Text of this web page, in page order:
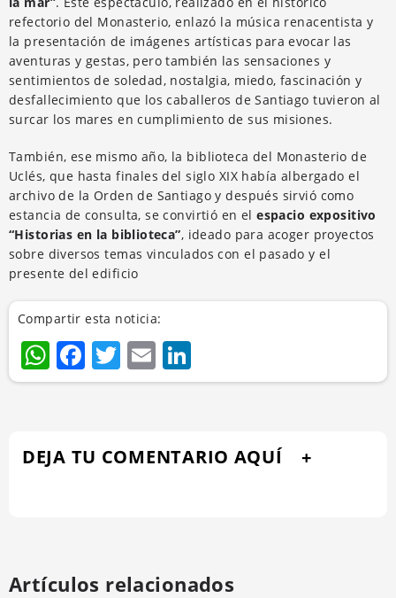
refectorio del Monasterio, enlazó la música renacentista y
la presentación de imágenes artísticas para evocar las
aventuras y gestas, pero también las sensaciones y
sentimientos de soledad, nostalgia, miedo, fascinación y
desfallecimiento que los caballeros de Santiago tuvieron al
surcar los mares en cumplimiento de sus misiones.
También, ese mismo año, la biblioteca del Monasterio de
Uclés, que hasta finales del siglo XIX había albergado el
archivo de la Orden de Santiago y después sirvió como
estancia de consulta, se convirtió en elespacio expositivo
“Historias en la biblioteca”, ideado para acoger proyectos
sobre diversos temas vinculados con el pasado y el
presente del edificio
Compartir esta noticia:
WhatsApp
Facebook
Twitter
Email
DEJA TU COMENTARIO AQUÍ
Artículos relacionados